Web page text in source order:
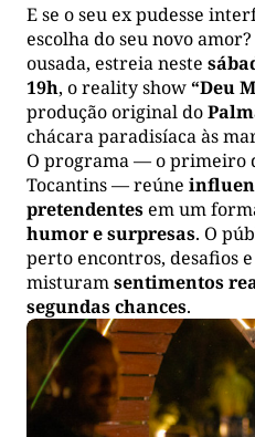
E se o seu ex pudesse
escolha do seu novo
ousada, estreia neste
19h, o reality show “Deu
produção original do
chácara paradisíaca às
O programa — o primeiro
Tocantins — reúne
pretendentesem um
humor e surpresas. O
perto encontros, desafios
misturamsentimentos
segundas chances.